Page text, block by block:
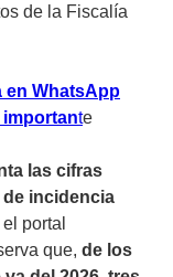
de la Fiscalía
en WhatsApp
te
las cifras
incidencia
portal
que, de los